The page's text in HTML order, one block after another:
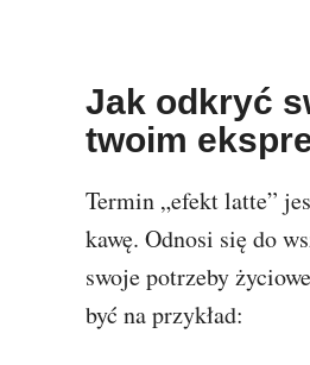
Jak odkryć
twoim
Termin „efekt latte”
kawę. Odnosi się do
swoje potrzeby
być na przykład: